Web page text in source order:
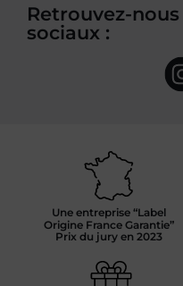
Retrouvez-
sociaux :
Une entreprise “Label
Origine France Garantie”
Prix du jury en 2023